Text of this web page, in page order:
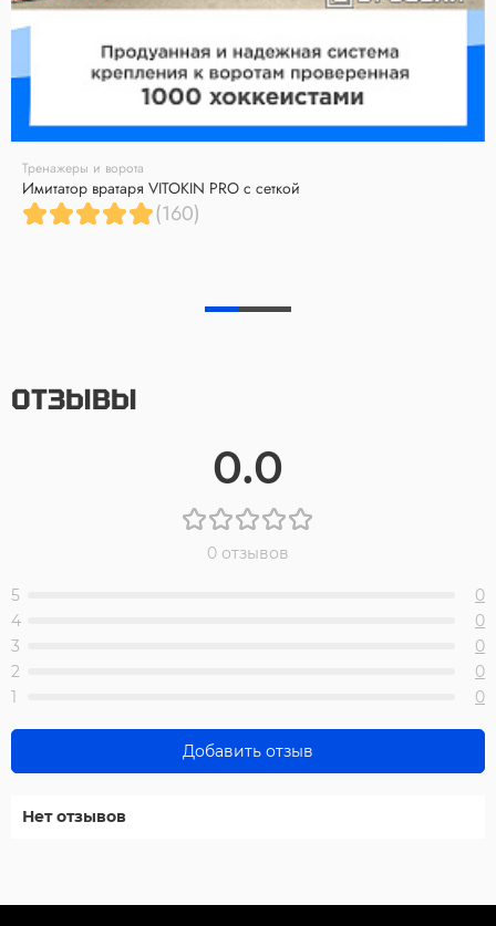
Тренажеры и ворота
Имитатор вратаря VITOKIN PRO с сеткой
(160)
ОТЗЫВЫ
0.0
0 отзывов
5
0
4
0
3
0
2
0
1
0
Добавить отзыв
Нет отзывов